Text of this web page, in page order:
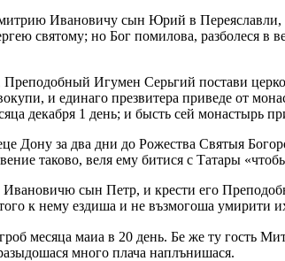
Ивановичу сын Юрий в
святому; но Бог помилова, разболеся в
Игумен Серьгий постави
и единаго презвитера приведе от
декабря 1 день; и бысть сей монастырь
Дону за два дни до Рожества Святыя
таково, веля ему битися с Татары
сын Петр, и крести его
к нему ездиша и не възмогоша
месяца маиа в 20 день. Бе же ту гость
много плача наплънишася.